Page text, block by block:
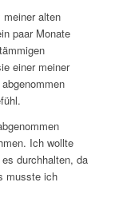
alten
paar Monate
einer meiner
Ich wollte
durchhalten, da
musste ich